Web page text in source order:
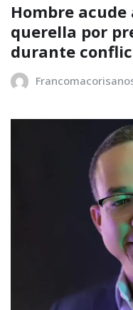
Hombre
querella por
durante